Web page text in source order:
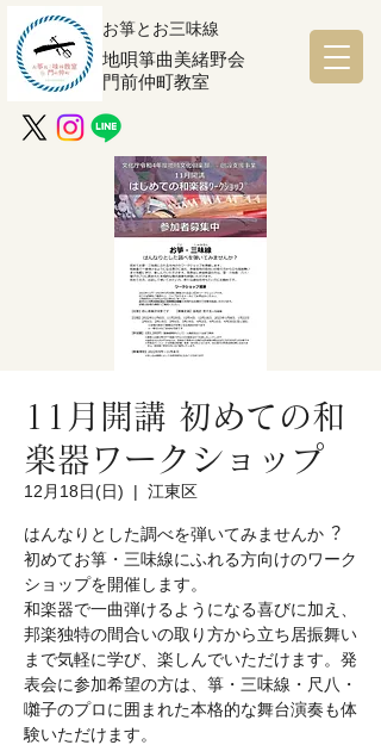
お箏とお三味線
地唄箏曲美緒野会
門前仲町教室
11月開講 初めての和
楽器ワークショップ
12月18日(日)
  |
江東区
はんなりとした調べを弾いてみませんか︖
初めてお箏・三味線にふれる方向けのワーク
ショップを開催します。
和楽器で一曲弾けるようになる喜びに加え、
邦楽独特の間合いの取り方から立ち居振舞い
まで気軽に学び、楽しんでいただけます。発
表会に参加希望の方は、箏・三味線・尺八・
囃子のプロに囲まれた本格的な舞台演奏も体
験いただけます。